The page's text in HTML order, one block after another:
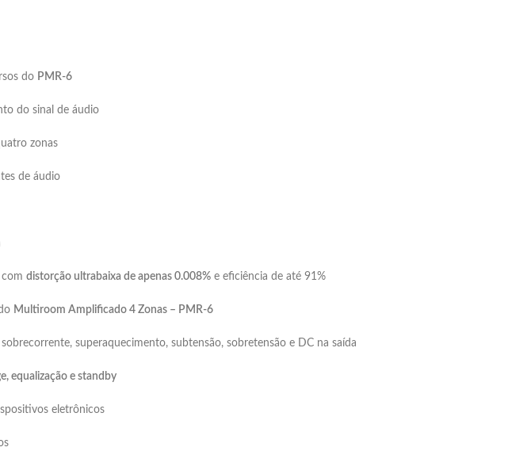
do PMR-6
do sinal de áudio
zonas
de áudio
com distorção ultrabaixa de apenas 0.008% e eficiência de até 91%
Multiroom Amplificado 4 Zonas – PMR-6
superaquecimento, subtensão, sobretensão e DC na saída
equalização e standby
eletrônicos